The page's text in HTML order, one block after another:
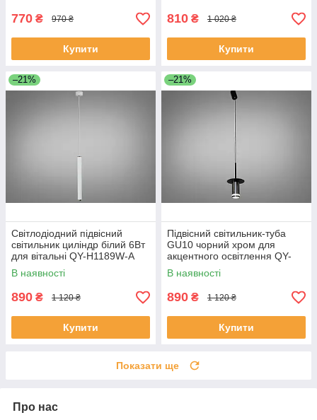
770 ₴ 970 ₴
Купити
810 ₴ 1 020 ₴
Купити
–21%
Світлодіодний підвісний
світильник циліндр білий 6Вт
для вітальні QY-H1189W-A
В наявності
890 ₴ 1 120 ₴
Купити
–21%
Підвісний світильник-туба
GU10 чорний хром для
акцентного освітлення QY-
H1175PB
В наявності
890 ₴ 1 120 ₴
Купити
Показати ще
Про нас